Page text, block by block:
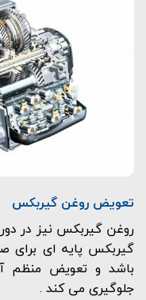
تعویض روغن گیربکس
روغن گیربکس نیز در
گیربکس پایه ای
باشد و تعویض منظم
جلوگیری می کند .